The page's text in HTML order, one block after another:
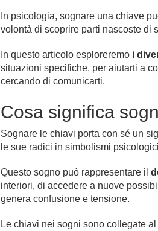
In psicologia, sognare una chiave
volontà di scoprire parti nascoste di
In questo articolo esploreremo i
situazioni specifiche, per aiutarti a
cercando di comunicarti.
Cosa significa
Sognare le chiavi porta con sé un
le sue radici in simbolismi
Questo sogno può rappresentare il
interiori, di accedere a nuove
genera confusione e tensione.
Le chiavi nei sogni sono collegate